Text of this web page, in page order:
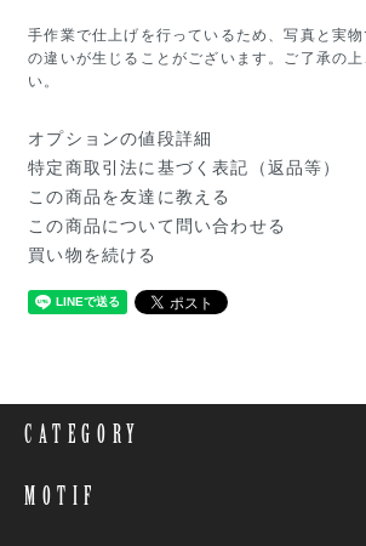
手作業で仕上げを行っているため、写真と実
の違いが生じることがございます。ご了承の
い。
オプションの値段詳細
特定商取引法に基づく表記（返品等）
この商品を友達に教える
この商品について問い合わせる
買い物を続ける
CATEGORY
MOTIF